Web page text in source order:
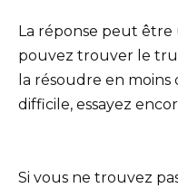
La réponse peut être
pouvez trouver le
la résoudre en moins
difficile, essayez
Si vous ne trouvez